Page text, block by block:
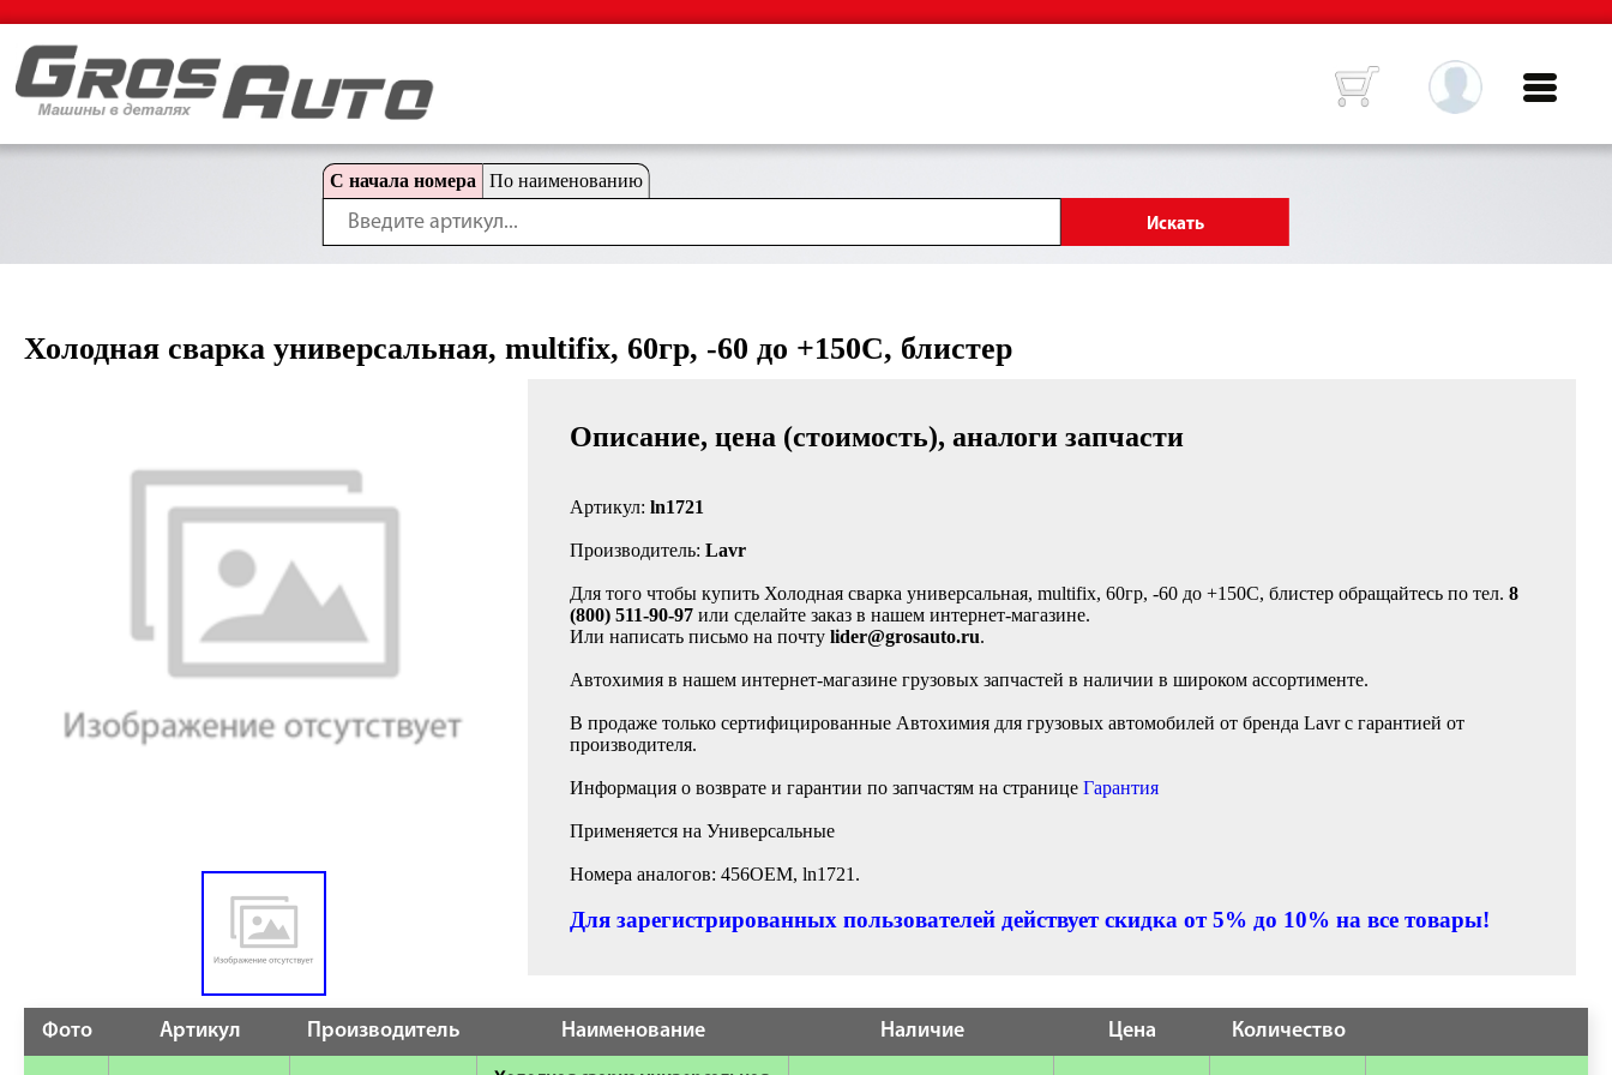
С начала номера По наименованию
Холодная сварка универсальная, multifix, 60гр, -60 до +150C, блистер
Описание, цена (стоимость), аналоги запчасти
Артикул: ln1721
Производитель: Lavr
Для того чтобы купить Холодная сварка универсальная, multifix, 60гр, -60 до +150C, блистер обращайтесь по тел. 8
(800) 511-90-97 или сделайте заказ в нашем интернет-магазине.
Или написать письмо на почту lider@grosauto.ru.
Автохимия в нашем интернет-магазине грузовых запчастей в наличии в широком ассортименте.
В продаже только сертифицированные Автохимия для грузовых автомобилей от бренда Lavr с гарантией от
производителя.
Информация о возврате и гарантии по запчастям на странице Гарантия
Применяется на Универсальные
Номера аналогов: 456OEM, ln1721.
Для зарегистрированных пользователей действует скидка от 5% до 10% на все товары!
Фото Артикул Производитель Наименование Наличие Цена Количество